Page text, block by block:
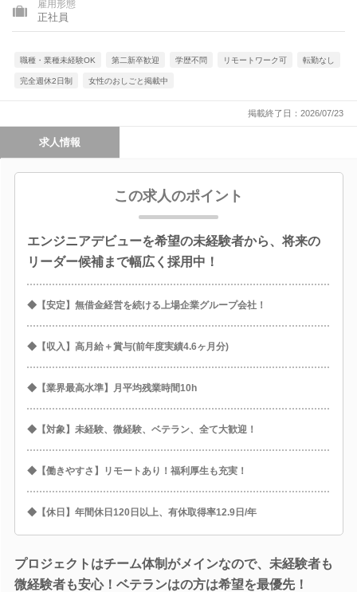
雇用形態
正社員
職種・業種未経験OK 第二新卒歓迎 学歴不問 リモートワーク可 転勤なし
完全週休2日制 女性のおしごと掲載中
掲載終了日：2026/07/23
求人情報
この求人のポイント
エンジニアデビューを希望の未経験者から、将来の
リーダー候補まで幅広く採用中！
◆【安定】無借金経営を続ける上場企業グループ会社！
◆【収入】高月給＋賞与(前年度実績4.6ヶ月分)
◆【業界最高水準】月平均残業時間10h
◆【対象】未経験、微経験、ベテラン、全て大歓迎！
◆【働きやすさ】リモートあり！福利厚生も充実！
◆【休日】年間休日120日以上、有休取得率12.9日/年
プロジェクトはチーム体制がメインなので、未経験者も
微経験者も安心！ベテランはの方は希望を最優先！